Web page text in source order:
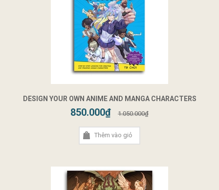
DESIGN YOUR OWN ANIME AND MANGA CHARACTERS
850.000₫ 1.050.000₫
Thêm vào giỏ